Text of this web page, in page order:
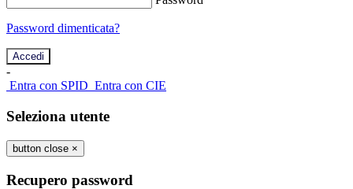
Password dimenticata?
-
Entra con SPID Entra con CIE
Seleziona utente
button close ×
Recupero password